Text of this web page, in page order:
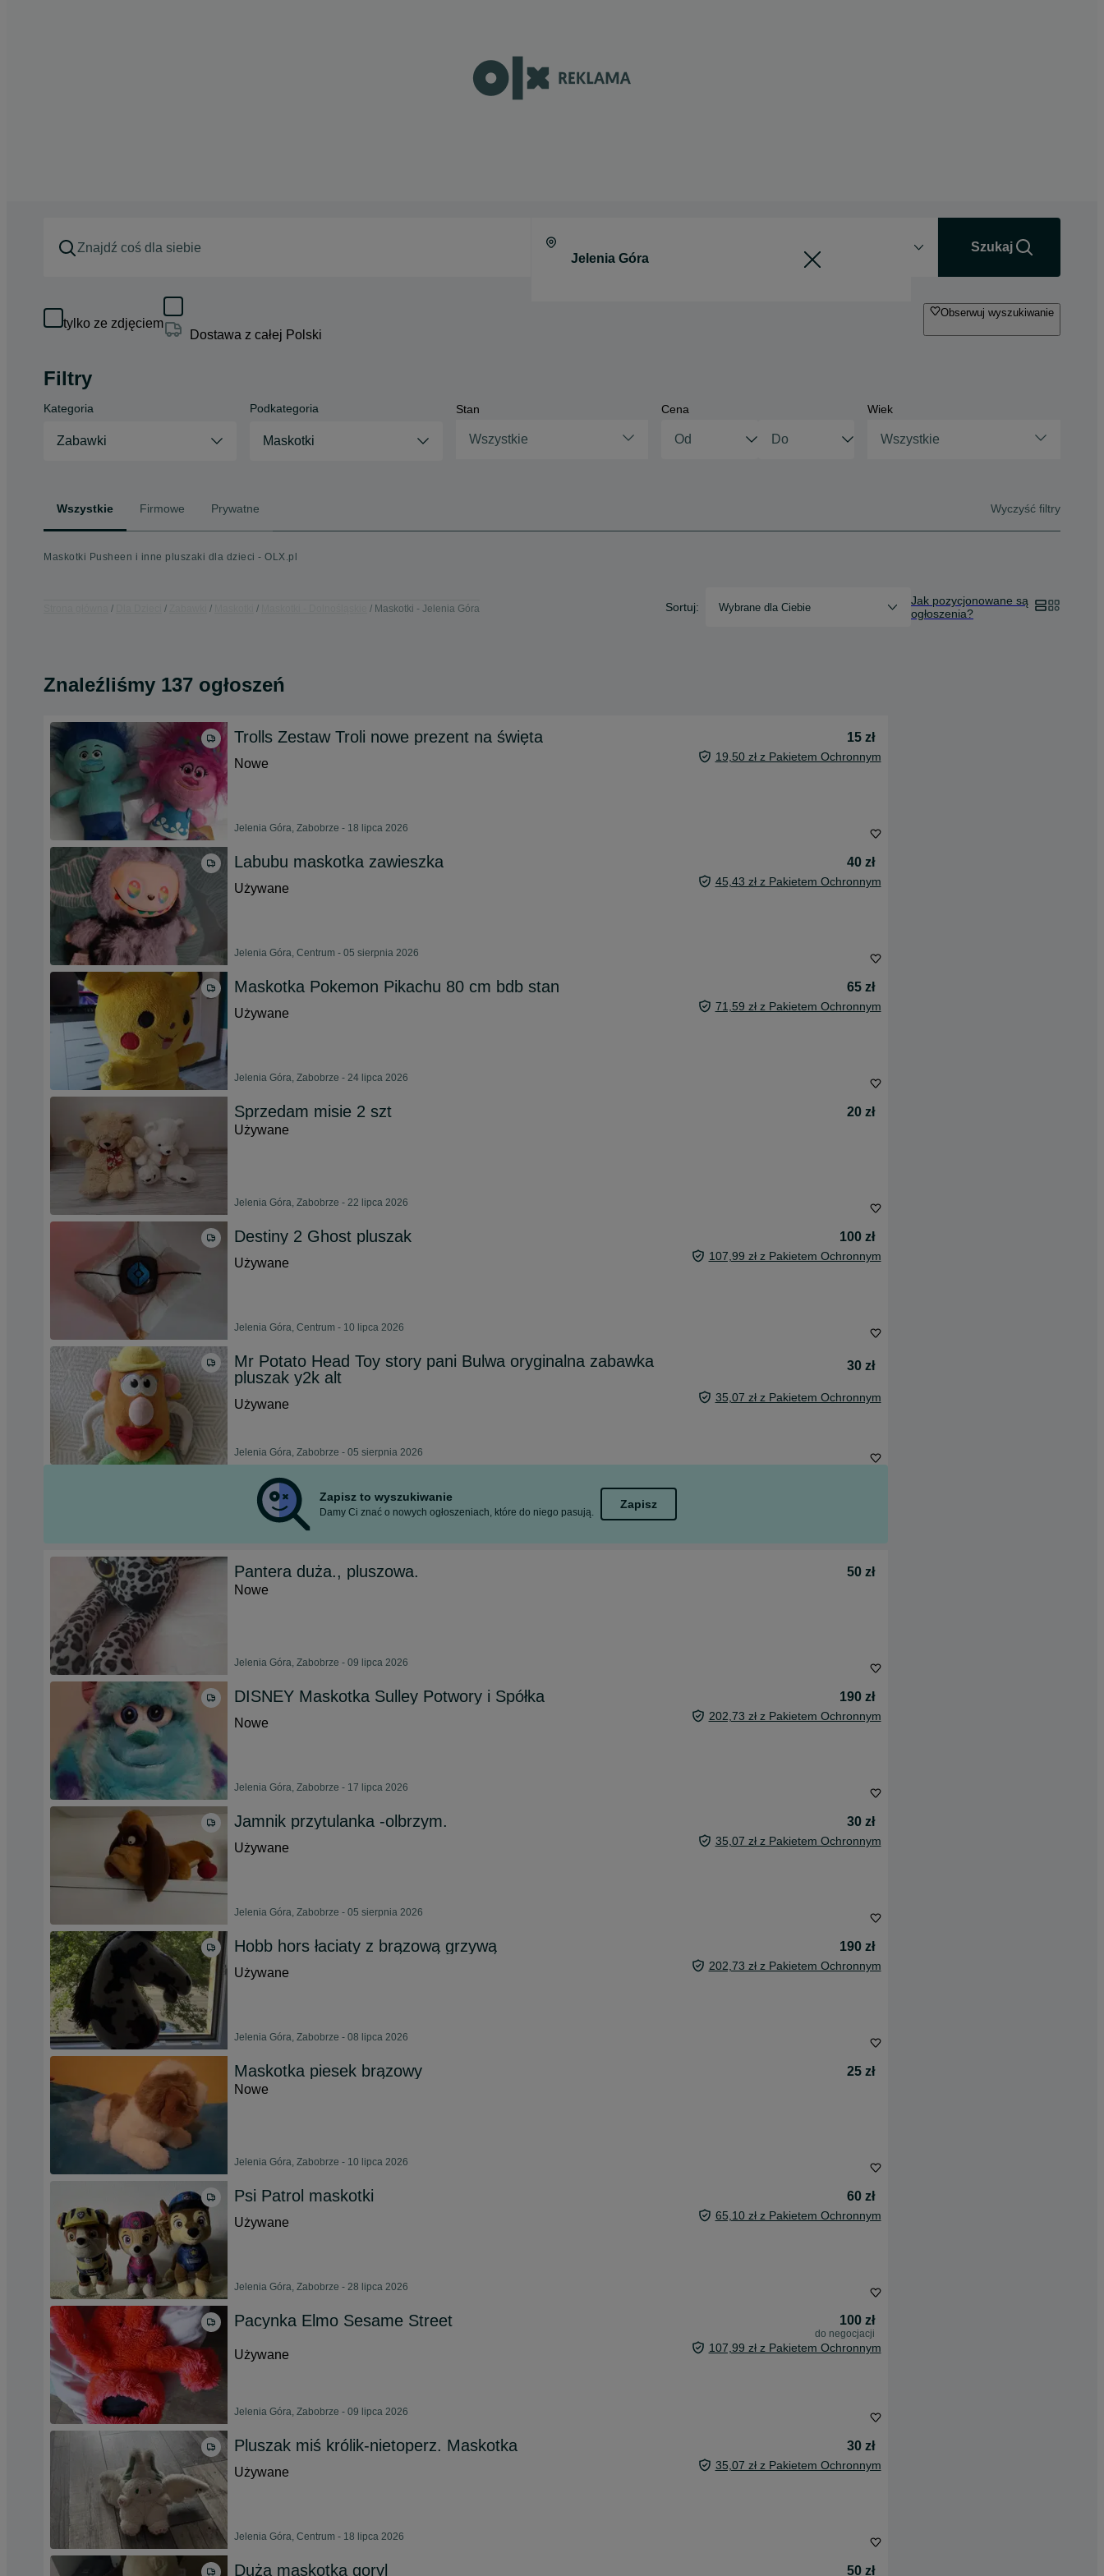
Szukaj
tylko ze zdjęciem
Dostawa z całej Polski
Obserwuj wyszukiwanie
Filtry
Kategoria
Zabawki
Podkategoria
Maskotki
Stan
Wszystkie
Cena Wiek
Wszystkie
Wszystkie Firmowe Prywatne Wyczyść filtry
Maskotki Pusheen i inne pluszaki dla dzieci - OLX.pl
Maskotki - Jelenia Góra Sortuj: Wybrane dla Ciebie
Jak pozycjonowane są
ogłoszenia?
Znaleźliśmy 137 ogłoszeń
Trolls Zestaw Troli nowe prezent na święta
15 zł
Nowe
19,50 zł z Pakietem Ochronnym
Jelenia Góra, Zabobrze - 18 lipca 2026
Labubu maskotka zawieszka
40 zł
Używane
45,43 zł z Pakietem Ochronnym
Jelenia Góra, Centrum - 05 sierpnia 2026
Maskotka Pokemon Pikachu 80 cm bdb stan
65 zł
Używane
71,59 zł z Pakietem Ochronnym
Jelenia Góra, Zabobrze - 24 lipca 2026
Sprzedam misie 2 szt
20 zł
Używane
Jelenia Góra, Zabobrze - 22 lipca 2026
Destiny 2 Ghost pluszak
100 zł
Używane
107,99 zł z Pakietem Ochronnym
Jelenia Góra, Centrum - 10 lipca 2026
Mr Potato Head Toy story pani Bulwa oryginalna zabawka
pluszak y2k alt
30 zł
Używane 35,07 zł z Pakietem Ochronnym
Jelenia Góra, Zabobrze - 05 sierpnia 2026
Zapisz to wyszukiwanie
Damy Ci znać o nowych ogłoszeniach, które do niego pasują.
Zapisz
Pantera duża., pluszowa.
50 zł
Nowe
Jelenia Góra, Zabobrze - 09 lipca 2026
DISNEY Maskotka Sulley Potwory i Spółka
190 zł
Nowe
202,73 zł z Pakietem Ochronnym
Jelenia Góra, Zabobrze - 17 lipca 2026
Jamnik przytulanka -olbrzym.
30 zł
Używane
35,07 zł z Pakietem Ochronnym
Jelenia Góra, Zabobrze - 05 sierpnia 2026
Hobb hors łaciaty z brązową grzywą
190 zł
Używane
202,73 zł z Pakietem Ochronnym
Jelenia Góra, Zabobrze - 08 lipca 2026
Maskotka piesek brązowy
25 zł
Nowe
Jelenia Góra, Zabobrze - 10 lipca 2026
Psi Patrol maskotki
60 zł
Używane
65,10 zł z Pakietem Ochronnym
Jelenia Góra, Zabobrze - 28 lipca 2026
Pacynka Elmo Sesame Street 100 zł
do negocjacji
Używane 107,99 zł z Pakietem Ochronnym
Jelenia Góra, Zabobrze - 09 lipca 2026
Pluszak miś królik-nietoperz. Maskotka
30 zł
Używane
35,07 zł z Pakietem Ochronnym
Jelenia Góra, Centrum - 18 lipca 2026
Duża maskotka goryl 50 zł